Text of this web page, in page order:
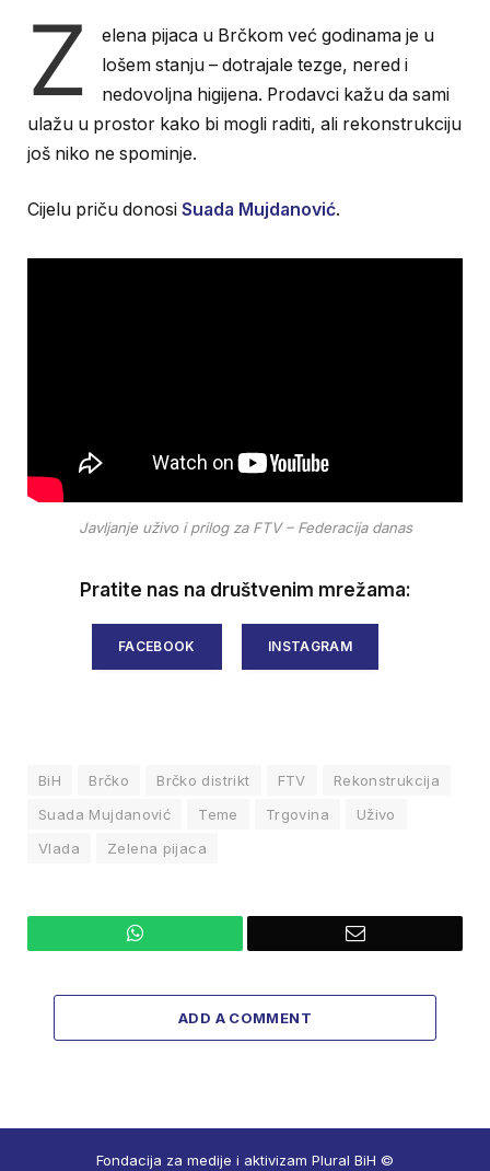
Z
elena pijaca u Brčkom već godinama je u
lošem stanju – dotrajale tezge, nered i
nedovoljna higijena. Prodavci kažu da sami
ulažu u prostor kako bi mogli raditi, ali rekonstrukciju
još niko ne spominje.
Cijelu priču donosi Suada Mujdanović.
Javljanje uživo i prilog za FTV – Federacija danas
Pratite nas na društvenim mrežama:
FACEBOOK INSTAGRAM
BiH Brčko Brčko distrikt FTV
Rekonstrukcija
Suada Mujdanović
Teme Trgovina
Uživo
Vlada
Zelena pijaca
WhatsApp Email
ADD A COMMENT
Fondacija za medije i aktivizam Plural BiH ©